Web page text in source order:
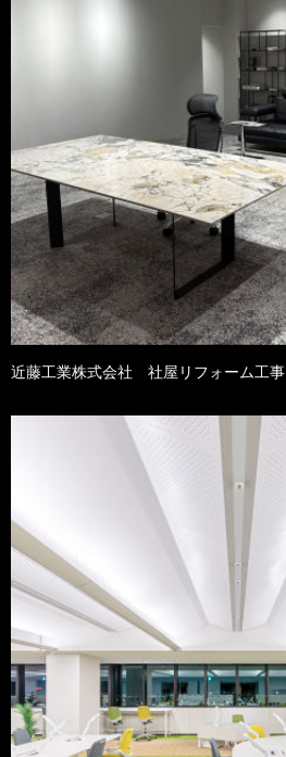
近藤工業株式会社 社屋リフォーム工事